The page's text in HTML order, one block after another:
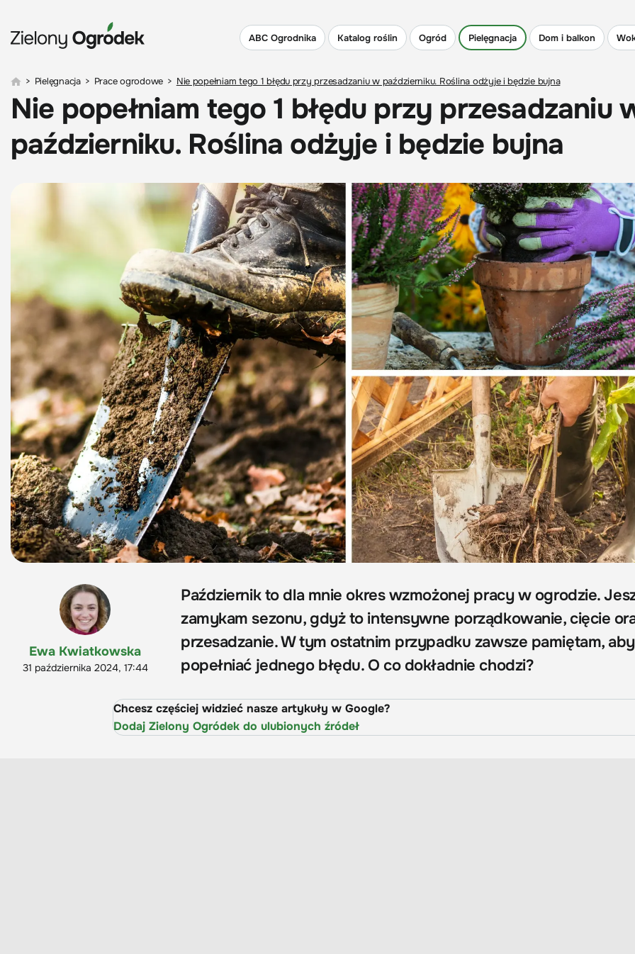
ABC Ogrodnika Katalog roślin Ogród Pielęgnacja Dom i balkon
> Pielęgnacja > Prace ogrodowe > Nie popełniam tego 1 błędu przy przesadzaniu w październiku. Roślina odżyje i będzie bujna
Nie popełniam tego 1 błędu przy przesadzaniu
październiku. Roślina odżyje i będzie bujna
Ewa Kwiatkowska
31 października 2024, 17:44
Październik to dla mnie okres wzmożonej pracy w ogrodzie.
zamykam sezonu, gdyż to intensywne porządkowanie, cięcie
przesadzanie. W tym ostatnim przypadku zawsze pamiętam,
popełniać jednego błędu. O co dokładnie chodzi?
Chcesz częściej widzieć nasze artykuły w Google?
Dodaj Zielony Ogródek do ulubionych źródeł